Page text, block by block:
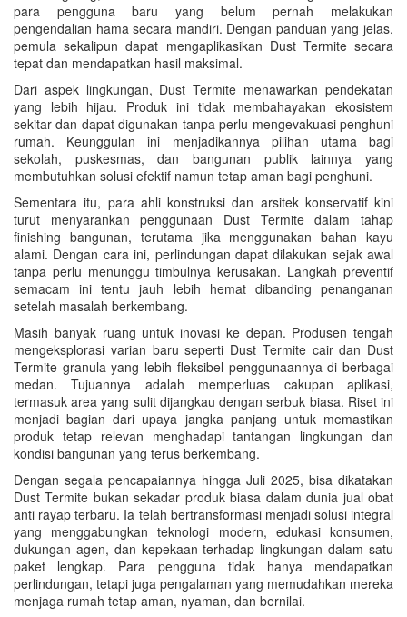
para pengguna baru yang belum pernah melakukan
pengendalian hama secara mandiri. Dengan panduan yang jelas,
pemula sekalipun dapat mengaplikasikan Dust Termite secara
tepat dan mendapatkan hasil maksimal.
Dari aspek lingkungan, Dust Termite menawarkan pendekatan
yang lebih hijau. Produk ini tidak membahayakan ekosistem
sekitar dan dapat digunakan tanpa perlu mengevakuasi penghuni
rumah. Keunggulan ini menjadikannya pilihan utama bagi
sekolah, puskesmas, dan bangunan publik lainnya yang
membutuhkan solusi efektif namun tetap aman bagi penghuni.
Sementara itu, para ahli konstruksi dan arsitek konservatif kini
turut menyarankan penggunaan Dust Termite dalam tahap
finishing bangunan, terutama jika menggunakan bahan kayu
alami. Dengan cara ini, perlindungan dapat dilakukan sejak awal
tanpa perlu menunggu timbulnya kerusakan. Langkah preventif
semacam ini tentu jauh lebih hemat dibanding penanganan
setelah masalah berkembang.
Masih banyak ruang untuk inovasi ke depan. Produsen tengah
mengeksplorasi varian baru seperti Dust Termite cair dan Dust
Termite granula yang lebih fleksibel penggunaannya di berbagai
medan. Tujuannya adalah memperluas cakupan aplikasi,
termasuk area yang sulit dijangkau dengan serbuk biasa. Riset ini
menjadi bagian dari upaya jangka panjang untuk memastikan
produk tetap relevan menghadapi tantangan lingkungan dan
kondisi bangunan yang terus berkembang.
Dengan segala pencapaiannya hingga Juli 2025, bisa dikatakan
Dust Termite bukan sekadar produk biasa dalam dunia jual obat
anti rayap terbaru. Ia telah bertransformasi menjadi solusi integral
yang menggabungkan teknologi modern, edukasi konsumen,
dukungan agen, dan kepekaan terhadap lingkungan dalam satu
paket lengkap. Para pengguna tidak hanya mendapatkan
perlindungan, tetapi juga pengalaman yang memudahkan mereka
menjaga rumah tetap aman, nyaman, dan bernilai.